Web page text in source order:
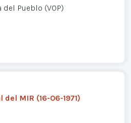
Pueblo (VOP)
MIR (16-06-1971)